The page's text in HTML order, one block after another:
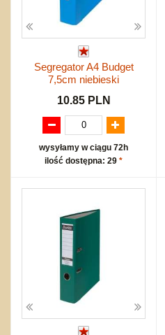
Segregator A4 Budget
7,5cm niebieski
10.85 PLN
wysyłamy w ciągu 72h
ilość dostępna: 29 *